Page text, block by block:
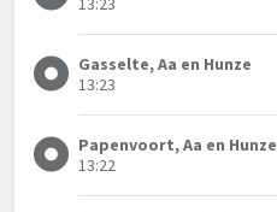
Gasselte, Aa en Hunze
13:23
Papenvoort, Aa en Hunze
13:22